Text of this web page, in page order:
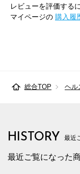
レビューを評価する
マイページの 購入履
総合TOP ヘル
HISTORY 最近
最近ご覧になった